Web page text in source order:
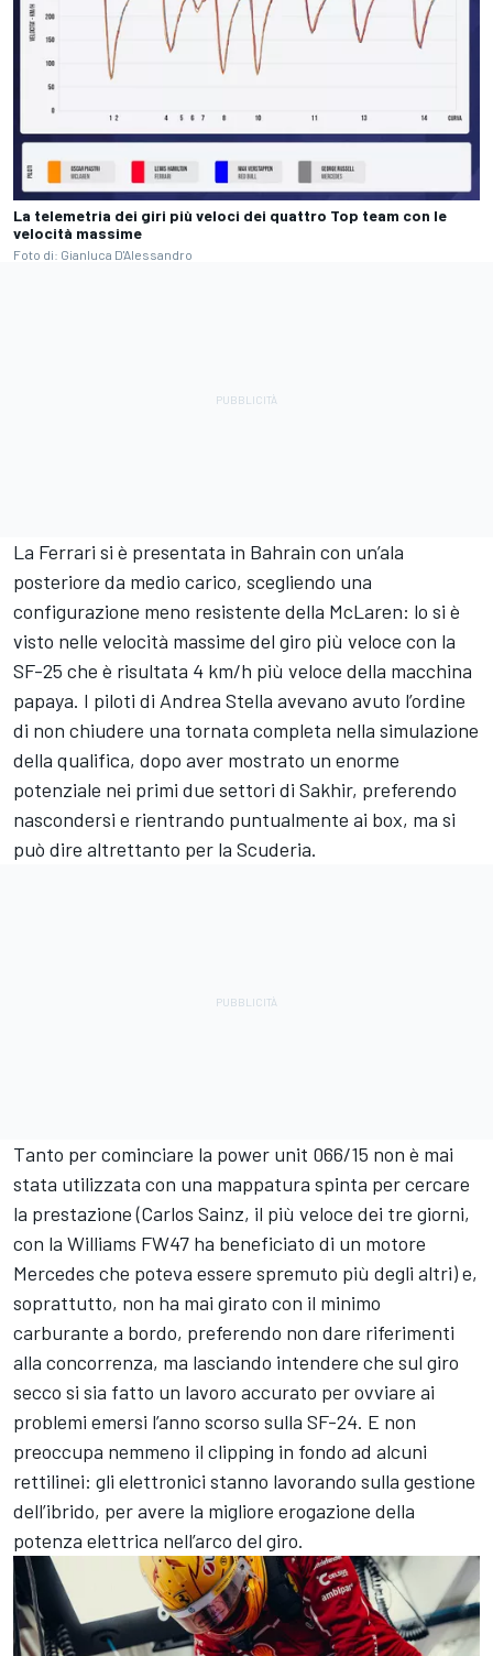
La telemetria dei giri più veloci dei quattro Top team con le
velocità massime
Foto di: Gianluca D'Alessandro
La Ferrari si è presentata in Bahrain con un’ala
posteriore da medio carico, scegliendo una
configurazione meno resistente della McLaren: lo si è
visto nelle velocità massime del giro più veloce con la
SF-25 che è risultata 4 km/h più veloce della macchina
papaya. I piloti di Andrea Stella avevano avuto l’ordine
di non chiudere una tornata completa nella simulazione
della qualifica, dopo aver mostrato un enorme
potenziale nei primi due settori di Sakhir, preferendo
nascondersi e rientrando puntualmente ai box, ma si
può dire altrettanto per la Scuderia.
Tanto per cominciare la power unit 066/15 non è mai
stata utilizzata con una mappatura spinta per cercare
la prestazione (Carlos Sainz, il più veloce dei tre giorni,
con la Williams FW47 ha beneficiato di un motore
Mercedes che poteva essere spremuto più degli altri) e,
soprattutto, non ha mai girato con il minimo
carburante a bordo, preferendo non dare riferimenti
alla concorrenza, ma lasciando intendere che sul giro
secco si sia fatto un lavoro accurato per ovviare ai
problemi emersi l’anno scorso sulla SF-24. E non
preoccupa nemmeno il clipping in fondo ad alcuni
rettilinei: gli elettronici stanno lavorando sulla gestione
dell’ibrido, per avere la migliore erogazione della
potenza elettrica nell’arco del giro.